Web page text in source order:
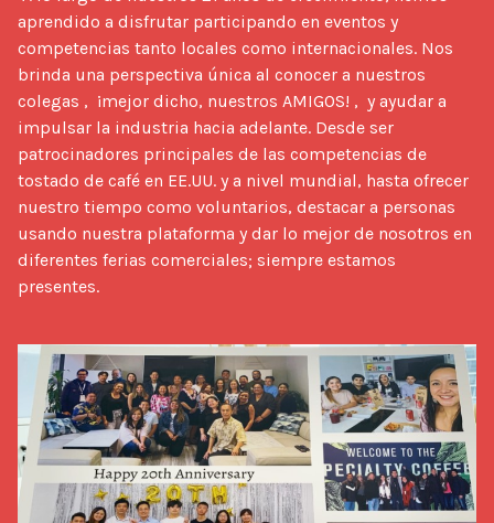
aprendido a disfrutar participando en eventos y
competencias tanto locales como internacionales. Nos
brinda una perspectiva única al conocer a nuestros
colegas ,  ¡mejor dicho, nuestros AMIGOS! ,  y ayudar a
impulsar la industria hacia adelante. Desde ser
patrocinadores principales de las competencias de
tostado de café en EE.UU. y a nivel mundial, hasta ofrecer
nuestro tiempo como voluntarios, destacar a personas
usando nuestra plataforma y dar lo mejor de nosotros en
diferentes ferias comerciales; siempre estamos
presentes.